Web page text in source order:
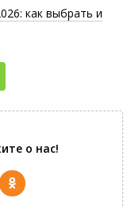
как выбрать и
о нас!